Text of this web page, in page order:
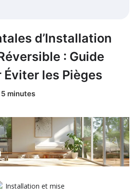
d’Installation
: Guide
les Pièges